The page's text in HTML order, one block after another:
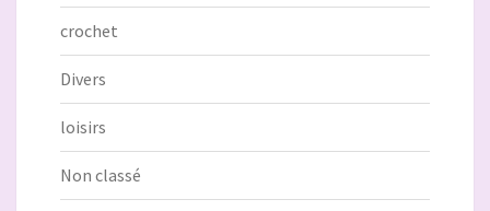
crochet
Divers
loisirs
Non classé